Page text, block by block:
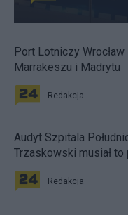
Port Lotniczy
Marrakeszu i Madrytu
Redakcja
Audyt Szpitala
Trzaskowski musiał to
Redakcja